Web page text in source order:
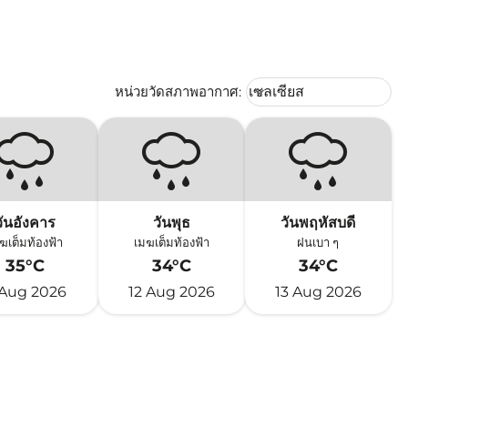
หน่วยวัดสภาพอากาศ: Weather unit option เซลเซียส
เซลเซียส
keyboard_arrow_down
นอังคาร
เต็มท้องฟ้า
35°C
Aug 2026
วันพุธ
เมฆเต็มท้องฟ้า
34°C
12 Aug 2026
วันพฤหัสบดี
ฝนเบา ๆ
34°C
13 Aug 2026